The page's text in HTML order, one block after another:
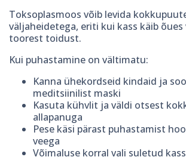
Toksoplasmoos võib levida
väljaheidetega, eriti kui kass käib
toorest toidust.
Kui puhastamine on vältimatu:
Kanna ühekordseid kindaid ja
meditsiinilist maski
Kasuta kühvlit ja väldi otsest
allapanuga
Pese käsi pärast puhastamist
veega
Võimaluse korral vali suletud